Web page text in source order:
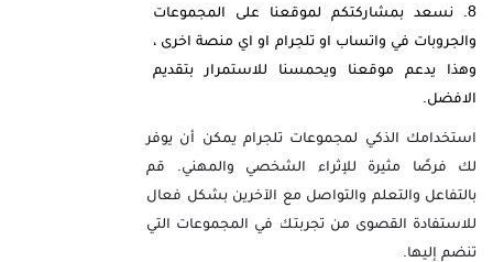
نسعد بمشاركتكم لموقعنا على المجموعات
والجروبات في واتساب او تلجرام او اي منصة اخرى ،
وهذا يدعم موقعنا ويحمسنا للاستمرار بتقديم
الافضل.
استخدامك الذكي لمجموعات تلجرام يمكن أن يوفر
لك فرصًا مثيرة للإثراء الشخصي والمهني. قم
بالتفاعل والتعلم والتواصل مع الآخرين بشكل فعال
للاستفادة القصوى من تجربتك في المجموعات التي
تنضم إليها.